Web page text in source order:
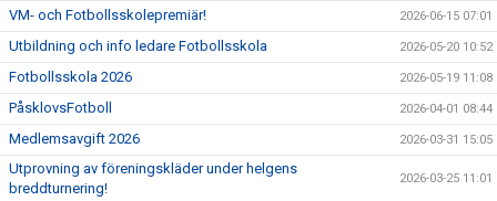
VM- och Fotbollsskolepremiär! 2026-06-15 07:01
Utbildning och info ledare Fotbollsskola 2026-05-20 10:52
Fotbollsskola 2026 2026-05-19 11:08
PåsklovsFotboll 2026-04-01 08:44
Medlemsavgift 2026 2026-03-31 15:05
Utprovning av föreningskläder under helgens
breddturnering!
2026-03-25 11:01